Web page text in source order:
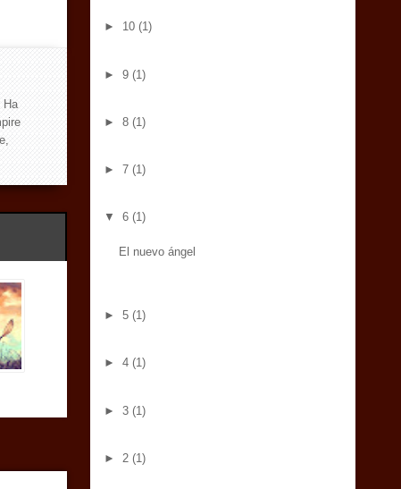
Ha
► 10(1)
►9(1)
►8(1)
►7(1)
▼6(1)
El nuevo ángel
►5(1)
►4(1)
►3(1)
► 2(1)